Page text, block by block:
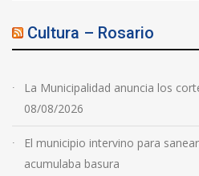
Cultura – Rosario
La Municipalidad anuncia los
08/08/2026
El municipio intervino para
acumulaba basura